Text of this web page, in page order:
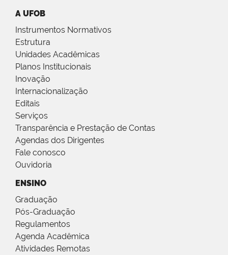
A UFOB
Instrumentos Normativos
Estrutura
Unidades Acadêmicas
Planos Institucionais
Inovação
Internacionalização
Editais
Serviços
Transparência e Prestação de Contas
Agendas dos Dirigentes
Fale conosco
Ouvidoria
ENSINO
Graduação
Pós-Graduação
Regulamentos
Agenda Acadêmica
Atividades Remotas